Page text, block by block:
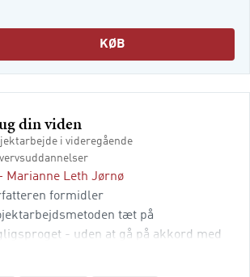
KØB
din viden
i videregående
Marianne Leth Jørnø
formidler
tæt på
- uden at gå på akkord med